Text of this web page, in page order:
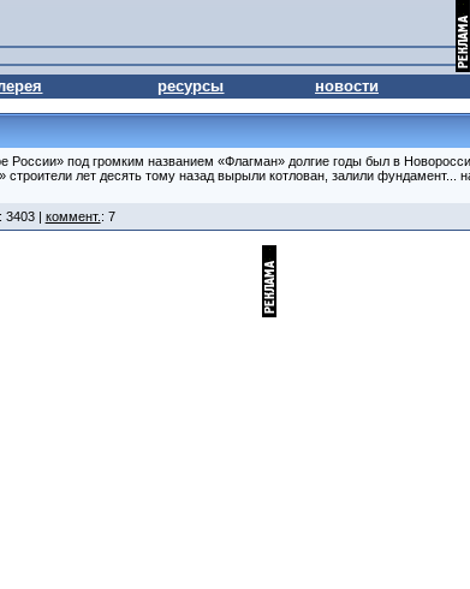
ресурсы новости
под громким названием «Флагман» долгие годы был в
лет десять тому назад вырыли котлован, залили фундамент...
3403 | коммент. : 7